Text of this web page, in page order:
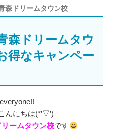
森ドリームタウン校
森ドリームタウ
得なキャンペー
んにちは(*’▽’)
ームタウン校です